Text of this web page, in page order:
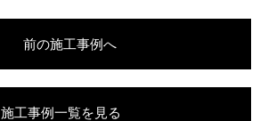
前の施工事例へ
施工事例一覧を見る